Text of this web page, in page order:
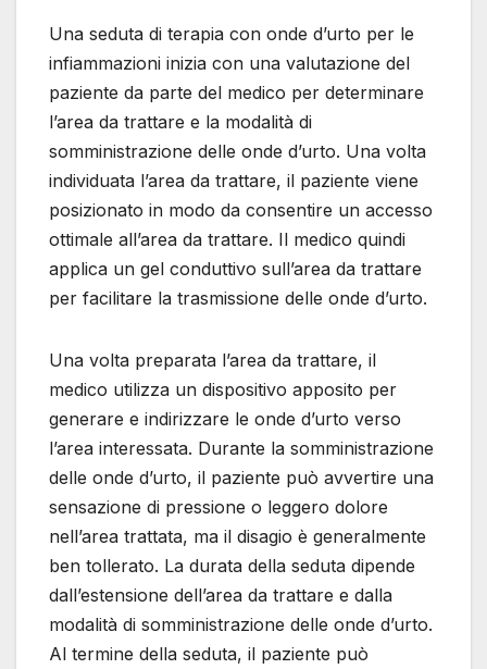
Una seduta di terapia con onde d’urto per le
infiammazioni inizia con una valutazione del
paziente da parte del medico per determinare
l’area da trattare e la modalità di
somministrazione delle onde d’urto. Una volta
individuata l’area da trattare, il paziente viene
posizionato in modo da consentire un accesso
ottimale all’area da trattare. Il medico quindi
applica un gel conduttivo sull’area da trattare
per facilitare la trasmissione delle onde d’urto.
Una volta preparata l’area da trattare, il
medico utilizza un dispositivo apposito per
generare e indirizzare le onde d’urto verso
l’area interessata. Durante la somministrazione
delle onde d’urto, il paziente può avvertire una
sensazione di pressione o leggero dolore
nell’area trattata, ma il disagio è generalmente
ben tollerato. La durata della seduta dipende
dall’estensione dell’area da trattare e dalla
modalità di somministrazione delle onde d’urto.
Al termine della seduta, il paziente può